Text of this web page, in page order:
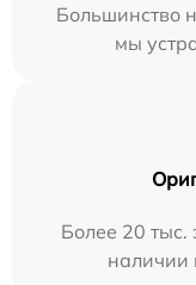
Большинство
мы
Более 20 тыс.
наличии